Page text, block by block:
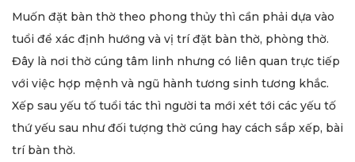
Muốn đặt bàn thờ theo phong thủy thì cần phải dựa vào
tuổi để xác định hướng và vị trí đặt bàn thờ, phòng thờ.
Đây là nơi thờ cúng tâm linh nhưng có liên quan trực tiếp
với việc hợp mệnh và ngũ hành tương sinh tương khắc.
Xếp sau yếu tố tuổi tác thì người ta mới xét tới các yếu tố
thứ yếu sau như đối tượng thờ cúng hay cách sắp xếp, bài
trí bàn thờ.